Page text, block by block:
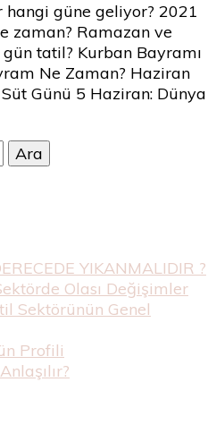
hangi güne geliyor? 2021
zaman? Ramazan ve
tatil? Kurban Bayramı
Ne Zaman? Haziran
Günü 5 Haziran: Dünya
YIKANMALIDIR ?
Olası Değişimler
Sektörünün Genel
Profili